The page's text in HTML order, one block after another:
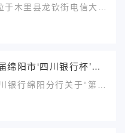
于木里县龙钦街电信大楼
。现对以上事项进行公
年7月21日，公示期
四川银行绵阳分行关于“第二届绵阳市‘四川银行杯’MYBA争霸赛”首席合作伙伴权益采购项目单一来源采购成交结果公告
银行绵阳分行关于“第二